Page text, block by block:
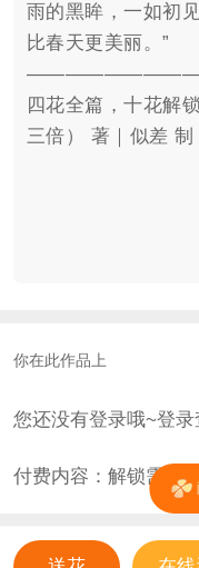
雨的黑眸，一如初
比春天更美丽。”
四花全篇，十花解
三倍） 著｜似差 制
你在此作品上
您还没有登录哦~登录
付费内容：解锁需 4